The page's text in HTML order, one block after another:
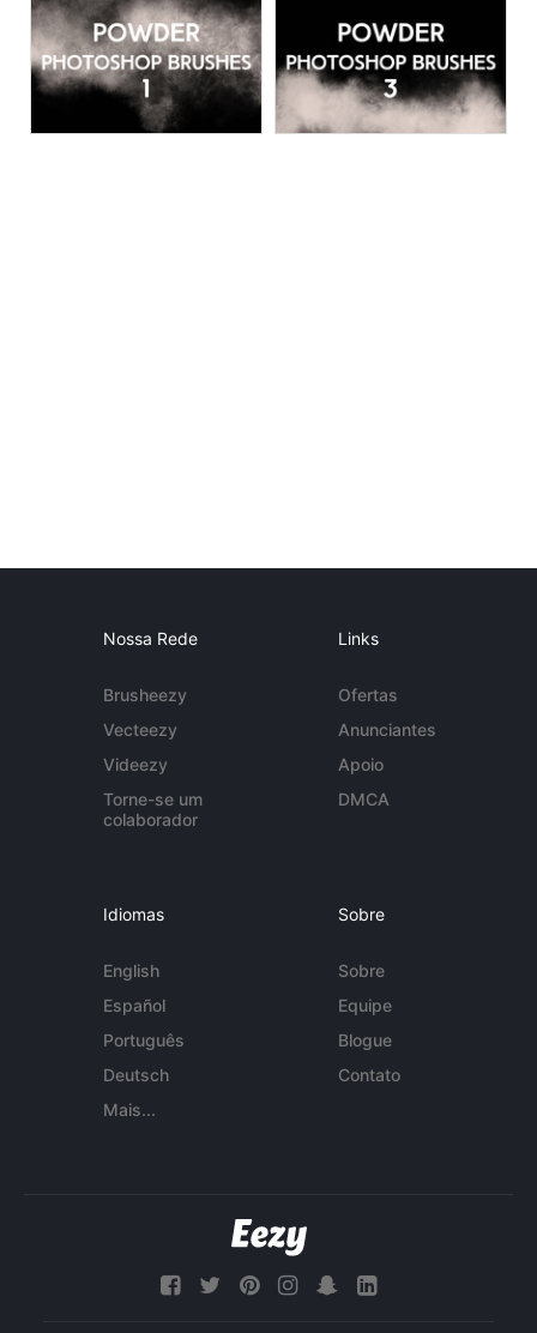
Nossa Rede
Brusheezy
Vecteezy
Videezy
Torne-se um
colaborador
Links
Ofertas
Anunciantes
Apoio
DMCA
Idiomas
English
Español
Português
Deutsch
Mais...
Sobre
Sobre
Equipe
Blogue
Contato